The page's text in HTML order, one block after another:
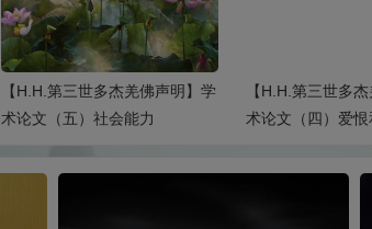
【H.H.第三世多杰羌佛声明】学
术论文（四）爱恨和因
【H.H.第三世多
茗茶简介